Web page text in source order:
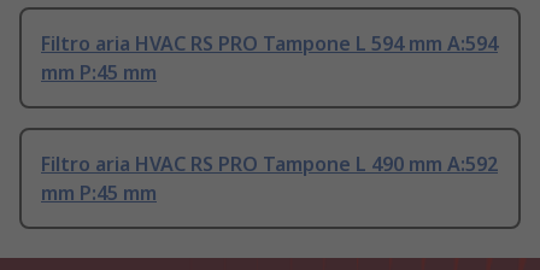
Filtro aria HVAC RS PRO Tampone L 594 mm A:594
mm P:45 mm
Filtro aria HVAC RS PRO Tampone L 490 mm A:592
mm P:45 mm